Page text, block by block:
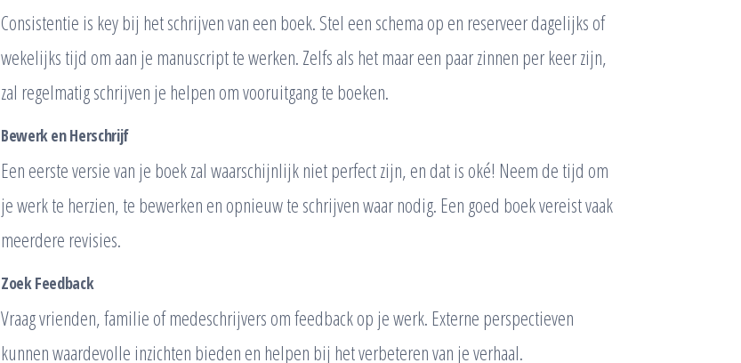
Consistentie is key bij het schrijven van een boek. Stel een schema op en reserveer dagelijks of
wekelijks tijd om aan je manuscript te werken. Zelfs als het maar een paar zinnen per keer zijn,
zal regelmatig schrijven je helpen om vooruitgang te boeken.
Bewerk en Herschrijf
Een eerste versie van je boek zal waarschijnlijk niet perfect zijn, en dat is oké! Neem de tijd om
je werk te herzien, te bewerken en opnieuw te schrijven waar nodig. Een goed boek vereist vaak
meerdere revisies.
Zoek Feedback
Vraag vrienden, familie of medeschrijvers om feedback op je werk. Externe perspectieven
kunnen waardevolle inzichten bieden en helpen bij het verbeteren van je verhaal.